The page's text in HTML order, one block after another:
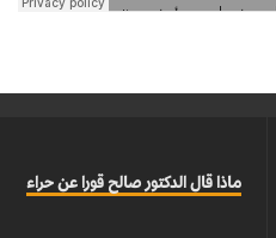
ماذا قال الدكتور صالح قورا عن حراء